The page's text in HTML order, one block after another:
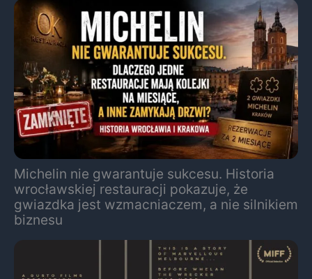
Michelin nie gwarantuje sukcesu. Historia
wrocławskiej restauracji pokazuje, że
gwiazdka jest wzmacniaczem, a nie silnikiem
biznesu